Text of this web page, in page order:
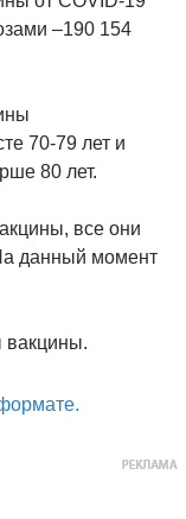
–190 154
70-79 лет и
80 лет.
все они
данный момент
вакцины.